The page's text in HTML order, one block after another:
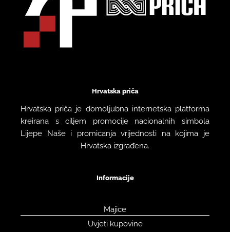
Hrvatska priča
Hrvatska priča je domoljubna internetska platforma
kreirana s ciljem promocije nacionalnih simbola
Lijepe Naše i promicanja vrijednosti na kojima je
Hrvatska izgrađena.
Informacije
Majice
Uvjeti kupovine